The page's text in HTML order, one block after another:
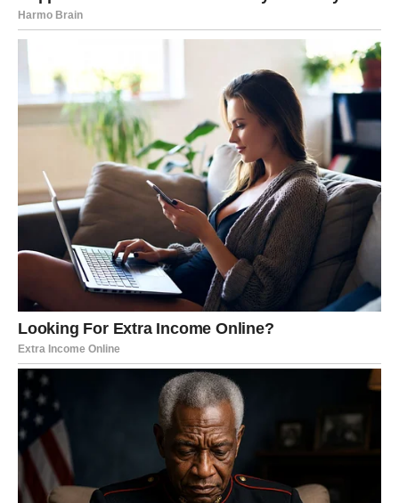
Rakovima zvijezde donose povratak osobe koja je
shvatila koliko joj značite. Iskren razgovor mogao bi
obnoviti povjerenje i otvoriti vrata vezi koja sada ima
mnogo više šansi za uspjeh.
Emocije koje ste pokušavali zaboraviti ponovo će se
Lav
Lavovima slijedi susret koji će ih podsjetiti koliko su se
promijenili. Osoba iz prošlosti mogla bi pokušati obnoviti
kontakt, ali ćete ovog puta vi biti ti koji odlučuju kako će
se priča završiti.
Na kraju birate ono što vam donosi mir.
Djevica
Djevice će dobiti odgovore na pitanja koja su ih dugo
pratila. Jedno iskreno izvinjenje ili priznanje pomoći će